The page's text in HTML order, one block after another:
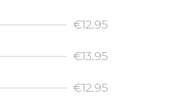
€12.95
€13.95
€12.95